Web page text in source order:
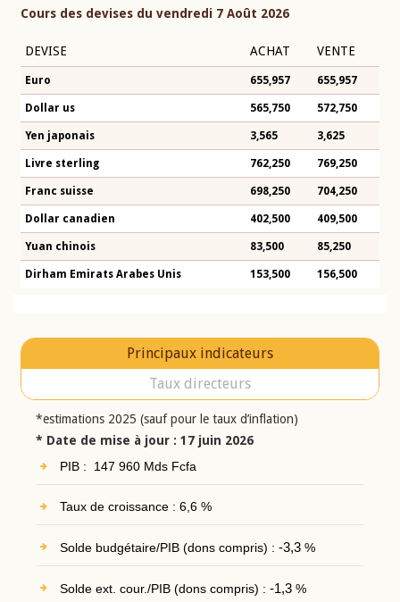
Cours des devises du vendredi 7 Août 2026
DEVISE ACHAT VENTE
Euro 655,957 655,957
Dollar us 565,750 572,750
Yen japonais 3,565 3,625
Livre sterling 762,250 769,250
Franc suisse 698,250 704,250
Dollar canadien 402,500 409,500
Yuan chinois 83,500 85,250
Dirham Emirats Arabes Unis 153,500 156,500
Principaux indicateurs
Taux directeurs
*estimations 2025 (sauf pour le taux d’inflation)
* Date de mise à jour : 17 juin 2026
PIB : 147 960 Mds Fcfa
Taux de croissance : 6,6 %
Solde budgétaire/PIB (dons compris) : -3,3%
Solde ext. cour./PIB (dons compris) : -1,3%